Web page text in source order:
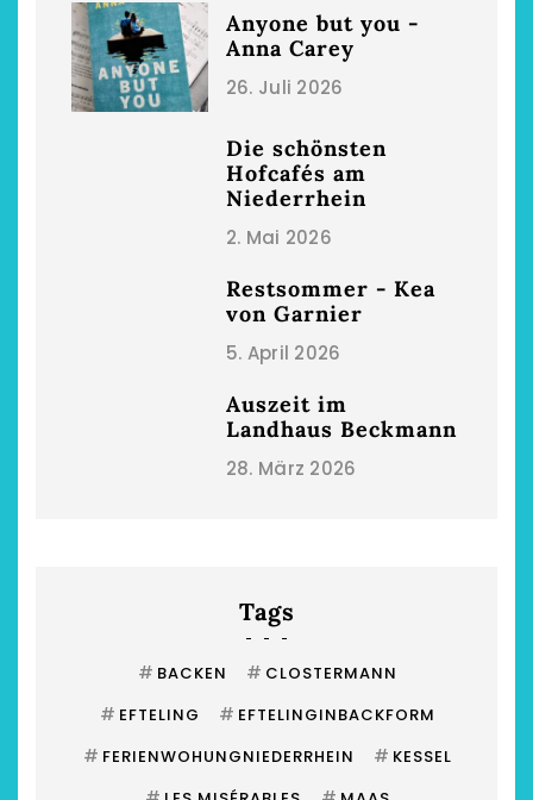
Anyone but you -
Anna Carey
26. Juli 2026
Die schönsten
Hofcafés am
Niederrhein
2. Mai 2026
Restsommer - Kea
von Garnier
5. April 2026
Auszeit im
Landhaus Beckmann
28. März 2026
Tags
# BACKEN # CLOSTERMANN
# EFTELING # EFTELINGINBACKFORM
# FERIENWOHUNGNIEDERRHEIN # KESSEL